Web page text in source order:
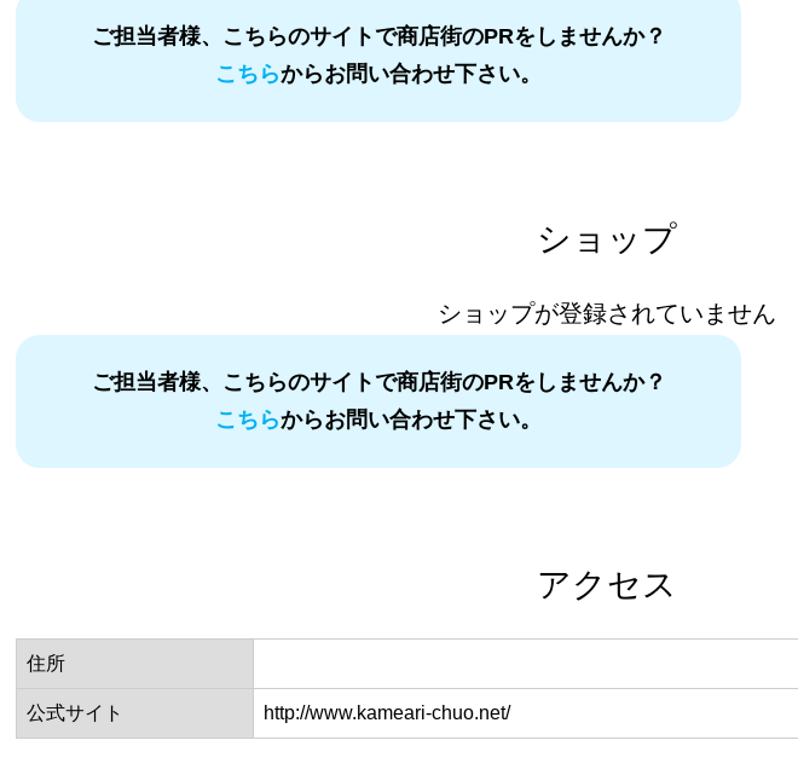
ご担当者様、こちらのサイトで商店街のPRをしませんか？
こちらからお問い合わせ下さい。
ショップ
ショップが登録されていません
ご担当者様、こちらのサイトで商店街のPRをしませんか？
こちらからお問い合わせ下さい。
アクセス
住所
公式サイト http://www.kameari-chuo.net/